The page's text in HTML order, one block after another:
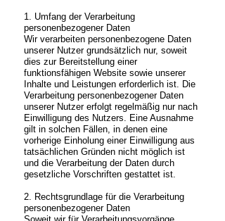
1. Umfang der Verarbeitung
personenbezogener Daten
Wir verarbeiten personenbezogene Daten
unserer Nutzer grundsätzlich nur, soweit
dies zur Bereitstellung einer
funktionsfähigen Website sowie unserer
Inhalte und Leistungen erforderlich ist. Die
Verarbeitung personenbezogener Daten
unserer Nutzer erfolgt regelmäßig nur nach
Einwilligung des Nutzers. Eine Ausnahme
gilt in solchen Fällen, in denen eine
vorherige Einholung einer Einwilligung aus
tatsächlichen Gründen nicht möglich ist
und die Verarbeitung der Daten durch
gesetzliche Vorschriften gestattet ist.
2. Rechtsgrundlage für die Verarbeitung
personenbezogener Daten